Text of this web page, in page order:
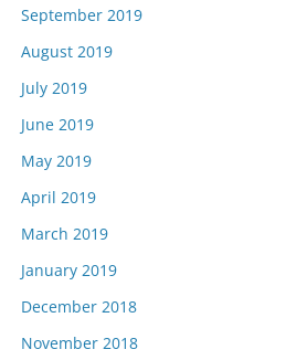
September 2019
August 2019
July 2019
June 2019
May 2019
April 2019
March 2019
January 2019
December 2018
November 2018